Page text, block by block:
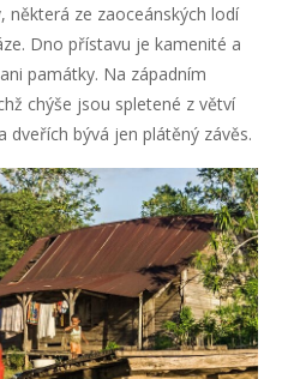
některá ze zaoceánských lodí
Dno přístavu je kamenité a
památky. Na západním
chýše jsou spletené z větví
dveřích bývá jen plátěný závěs.